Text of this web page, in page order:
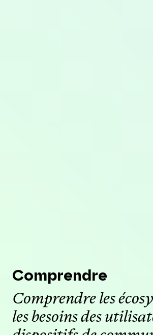
Comprendre
Comprendre les
les besoins des